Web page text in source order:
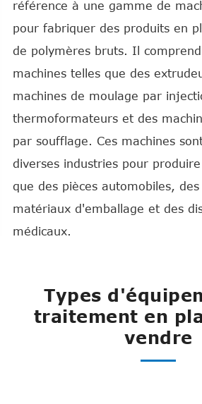
référence à une gamme de
pour fabriquer des produits en
de polymères bruts. Il
machines telles que des
machines de moulage par
thermoformateurs et des
par soufflage. Ces machines
diverses industries pour
que des pièces automobiles,
matériaux d'emballage et des
médicaux.
Types
traitement en
vendre